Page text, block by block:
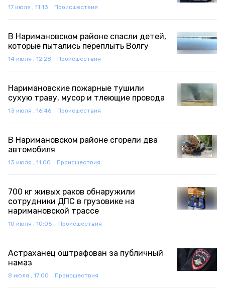
17 июля , 11:13 Происшествия
В Наримановском районе спасли детей,
которые пытались переплыть Волгу
14 июля , 12:28 Происшествия
Наримановские пожарные тушили
сухую траву, мусор и тлеющие провода
13 июля , 16:46 Происшествия
В Наримановском районе сгорели два
автомобиля
13 июля , 11:00 Происшествия
700 кг живых раков обнаружили
сотрудники ДПС в грузовике на
наримановской трассе
10 июля , 10:05 Происшествия
Астраханец оштрафован за публичный
намаз
8 июля , 17:00 Происшествия